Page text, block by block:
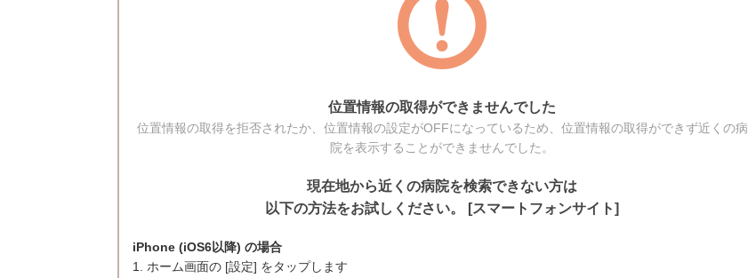
位置情報の取得ができませんでした
位置情報の取得を拒否されたか、位置情報の設定がOFFになっているため、位置情報の取得ができず近くの病
院を表示することができませんでした。
現在地から近くの病院を検索できない方は
以下の方法をお試しください。 [スマートフォンサイト]
iPhone (iOS6以降) の場合
1. ホーム画面の [設定] をタップします